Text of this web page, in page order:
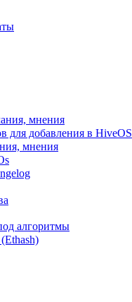
мнения
для добавления в HiveOS
мнения
алгоритмы